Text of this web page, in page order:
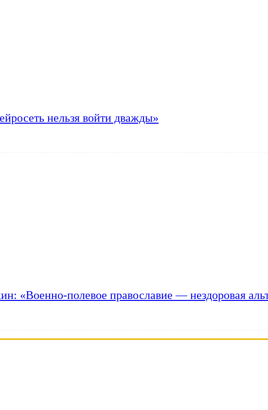
нельзя войти дважды»
«Военно-полевое православие — нездоровая